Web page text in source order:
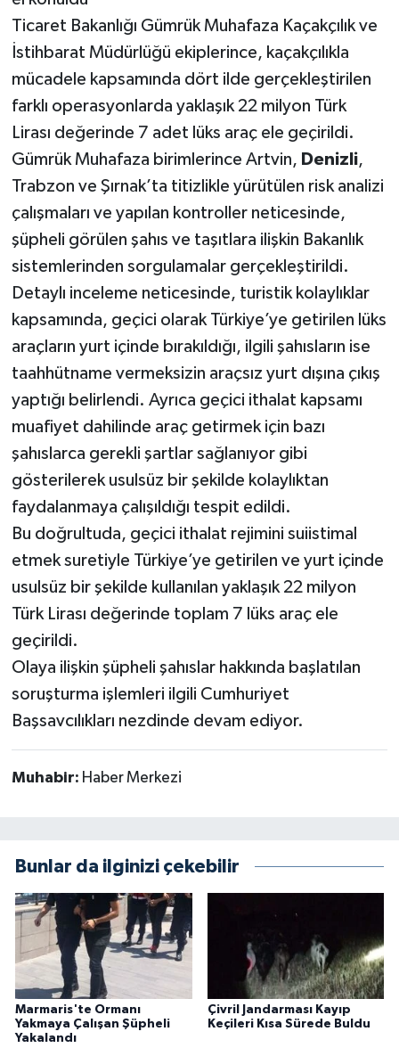
Ticaret Bakanlığı Gümrük Muhafaza Kaçakçılık ve
İstihbarat Müdürlüğü ekiplerince, kaçakçılıkla
mücadele kapsamında dört ilde gerçekleştirilen
farklı operasyonlarda yaklaşık 22 milyon Türk
Lirası değerinde 7 adet lüks araç ele geçirildi.
Gümrük Muhafaza birimlerince Artvin, Denizli,
Trabzon ve Şırnak’ta titizlikle yürütülen risk analizi
çalışmaları ve yapılan kontroller neticesinde,
şüpheli görülen şahıs ve taşıtlara ilişkin Bakanlık
sistemlerinden sorgulamalar gerçekleştirildi.
Detaylı inceleme neticesinde, turistik kolaylıklar
kapsamında, geçici olarak Türkiye’ye getirilen lüks
araçların yurt içinde bırakıldığı, ilgili şahısların ise
taahhütname vermeksizin araçsız yurt dışına çıkış
yaptığı belirlendi. Ayrıca geçici ithalat kapsamı
muafiyet dahilinde araç getirmek için bazı
şahıslarca gerekli şartlar sağlanıyor gibi
gösterilerek usulsüz bir şekilde kolaylıktan
faydalanmaya çalışıldığı tespit edildi.
Bu doğrultuda, geçici ithalat rejimini suiistimal
etmek suretiyle Türkiye’ye getirilen ve yurt içinde
usulsüz bir şekilde kullanılan yaklaşık 22 milyon
Türk Lirası değerinde toplam 7 lüks araç ele
geçirildi.
Olaya ilişkin şüpheli şahıslar hakkında başlatılan
soruşturma işlemleri ilgili Cumhuriyet
Başsavcılıkları nezdinde devam ediyor.
Muhabir: Haber Merkezi
Bunlar da ilginizi çekebilir
Marmaris'te Ormanı
Yakmaya Çalışan Şüpheli
Yakalandı
Çivril Jandarması Kayıp
Keçileri Kısa Sürede Buldu